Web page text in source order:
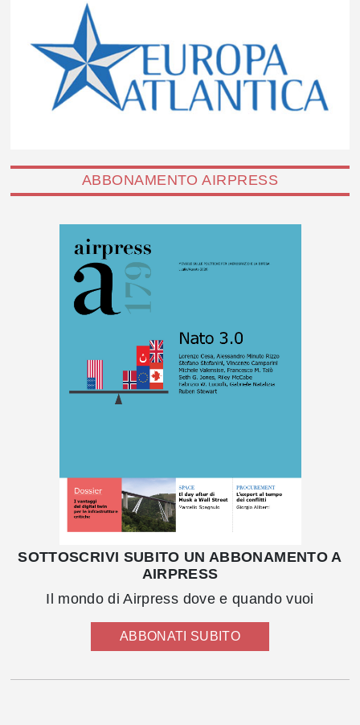
ABBONAMENTO AIRPRESS
SOTTOSCRIVI SUBITO UN ABBONAMENTO A
AIRPRESS
Il mondo di Airpress dove e quando vuoi
ABBONATI SUBITO